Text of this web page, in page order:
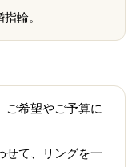
輪。
ご希望やご予算に
せて、リングを一